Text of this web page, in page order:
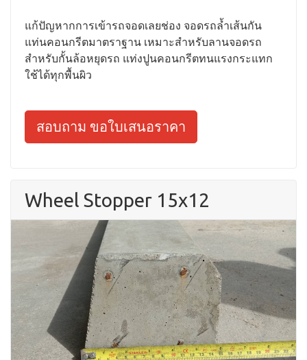
แก้ปัญหากการเข้ารถจอดเลยช่อง จอดรถล้ำเส้นกัน
แท่นคอนกรีตมาตราฐาน เหมาะสำหรับลานจอดรถ
สำหรับกั้นล้อหยุดรถ แท่งปูนคอนกรีตทนแรงกระแทก
ใช้ได้ทุกพื้นผิว
สอบถาม ขอใบเสนอราคา
Wheel Stopper 15x12